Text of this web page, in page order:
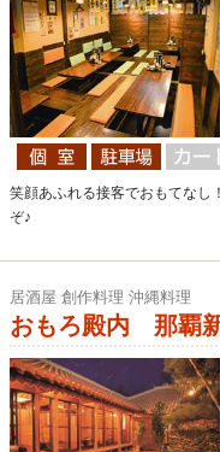
笑顔あふれる接客でおもてなし
ぞ♪
居酒屋 創作料理 沖縄料理
おもろ殿内 那覇